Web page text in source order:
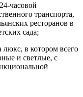
часовой
транспорта,
ресторанов в
сада;
люкс, в котором всего
и светлые, с